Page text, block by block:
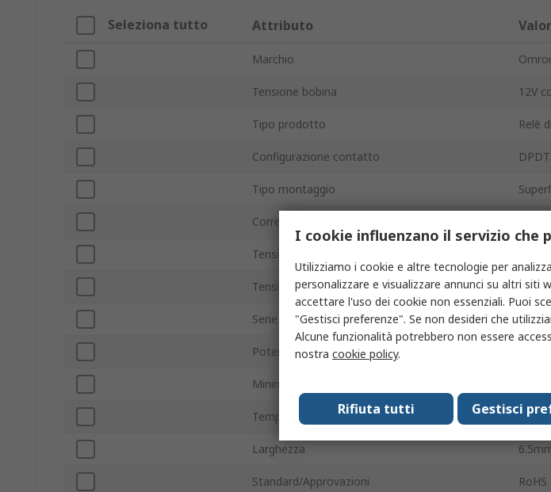
Seleziona tutto Attributo
Marchio
Tensione bobina 12V cc
Tipo prodotto Relè
Configurazione contatto DPDT
Tipo montaggio
Corrente di commutazione
Tensione commutazione CA
Tensione commutazione CC 60V cc
Serie G6K
Potenza di commutazione
Minima temperatura operativa
Temperatura massima di funzionamento 70°C
Larghezza
Standard/Approvazioni RoHS
I cookie influenzano il servizio che
Utilizziamo i cookie e altre tecnologie per
personalizzare e visualizzare annunci su altri siti
accettare l'uso dei cookie non essenziali. Puoi
"Gestisci preferenze". Se non desideri che
Alcune funzionalità potrebbero non essere
nostra cookie policy.
Gestisci
Rifiuta tutti